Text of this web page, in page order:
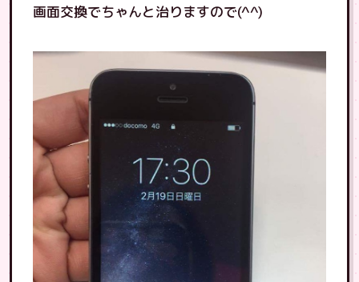
画面交換でちゃんと治りますので(^^)